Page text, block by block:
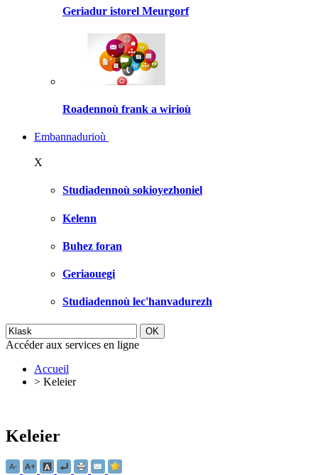
Geriadur istorel Meurgorf
Roadennoù frank a wirioù
Embannadurioù
X
Studiadennoù sokioyezhoniel
Kelenn
Buhez foran
Geriaouegi
Studiadennoù lec'hanvadurezh
Accéder aux services en ligne
Accueil
> Keleier
Keleier